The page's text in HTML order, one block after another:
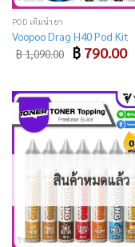
POD เติมน้ำยา
Voopoo Drag H40 Pod Kit
฿1,090.00 Original
price
฿ 790.00
สินค้าหมดแล้ว